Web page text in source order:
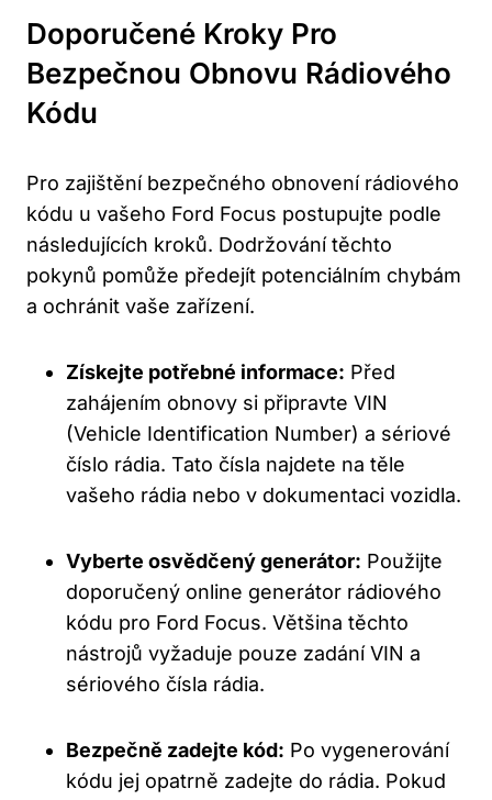
Doporučené Kroky​ Pro
Bezpečnou Obnovu Rádiového
Kódu
Pro zajištění bezpečného obnovení ‍rádiového
kódu u vašeho ‌Ford Focus postupujte podle
následujících kroků. Dodržování těchto
pokynů pomůže předejít potenciálním‍ chybám
a ochránit vaše zařízení.
Získejte potřebné informace: Před
zahájením obnovy si připravte VIN
(Vehicle Identification Number) a sériové
číslo rádia. Tato‌ čísla najdete na těle
vašeho rádia nebo v dokumentaci vozidla.
Vyberte osvědčený generátor: ​Použijte
doporučený ​online generátor rádiového
kódu pro Ford Focus. Většina těchto
nástrojů vyžaduje pouze zadání VIN a
sériového čísla ⁢rádia.
Bezpečně zadejte kód: Po vygenerování
kódu jej opatrně zadejte do rádia. Pokud⁤